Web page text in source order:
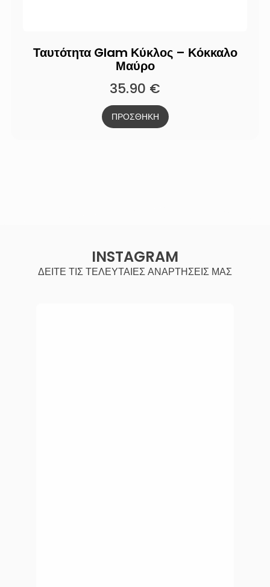
Ταυτότητα Glam Κύκλος – Κόκκαλο
Μαύρο
35.90 €
ΠΡΟΣΘΗΚΗ
INSTAGRAM
ΔΕΙΤΕ ΤΙΣ ΤΕΛΕΥΤΑΙΕΣ ΑΝΑΡΤΗΣΕΙΣ ΜΑΣ